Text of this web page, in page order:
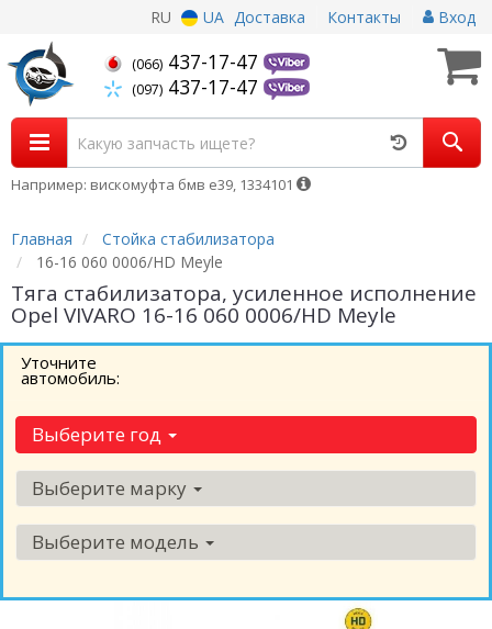
RU UA Доставка Контакты Вход
(066) 437-17-47
(097) 437-17-47
Например: вискомуфта бмв е39, 1334101
Главная
Стойка стабилизатора
16-16 060 0006/HD Meyle
Тяга стабилизатора, усиленное исполнение
Opel VIVARO 16-16 060 0006/HD Meyle
Уточните
автомобиль:
Выберите год
Выберите марку
Выберите модель